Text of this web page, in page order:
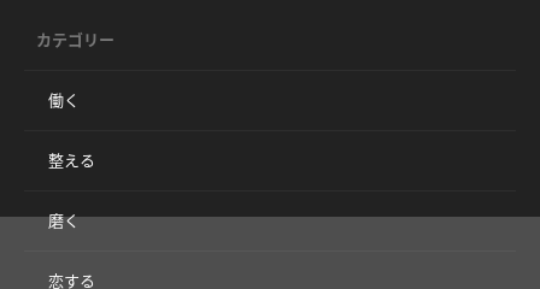
カテゴリー
働く
整える
磨く
恋する